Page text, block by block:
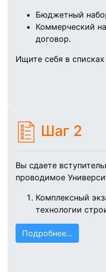
Бюджетный
Коммерческий
договор.
Ищите себя в списках
Шаг 2
Вы сдаете
проводимое
Комплексный
технологии
Подробнее...